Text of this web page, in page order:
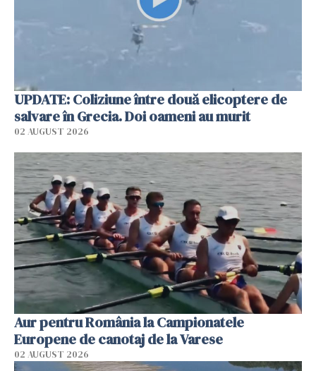
UPDATE: Coliziune între două elicoptere de
salvare în Grecia. Doi oameni au murit
02 AUGUST 2026
Aur pentru România la Campionatele
Europene de canotaj de la Varese
02 AUGUST 2026